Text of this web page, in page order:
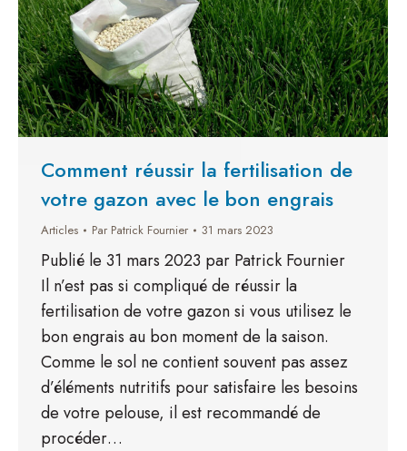
Comment réussir la fertilisation de
votre gazon avec le bon engrais
Articles Par Patrick Fournier 31 mars 2023
Publié le 31 mars 2023 par Patrick Fournier
Il n’est pas si compliqué de réussir la
fertilisation de votre gazon si vous utilisez le
bon engrais au bon moment de la saison.
Comme le sol ne contient souvent pas assez
d’éléments nutritifs pour satisfaire les besoins
de votre pelouse, il est recommandé de
procéder…